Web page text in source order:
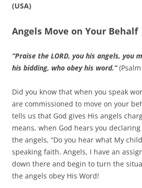
(USA)
Angels Move on Your Behalf
“Praise the LORD, you his angels, you
his bidding, who obey his word.”(Psalm
Did you know that when you speak
are commissioned to move on your
tells us that God gives His angels
means, when God hears you
the angels, “Do you hear what My
speaking faith. Angels, I have an
down there and begin to turn the
the angels obey His Word!